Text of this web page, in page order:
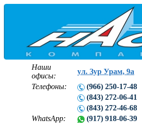
Наши
офисы:
ул. Зур Урам, 9а
Телефоны:
(966) 250-17-48
(843) 272-06-41
(843) 272-46-68
WhatsApp:
(917) 918-06-39